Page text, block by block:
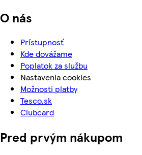
O nás
Prístupnosť
Kde dovážame
Poplatok za službu
Nastavenia cookies
Možnosti platby
Tesco.sk
Clubcard
Pred prvým nákupom